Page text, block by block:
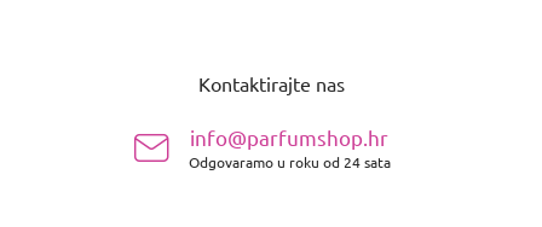
Kontaktirajte nas
info@parfumshop.hr
Odgovaramo u roku od 24 sata